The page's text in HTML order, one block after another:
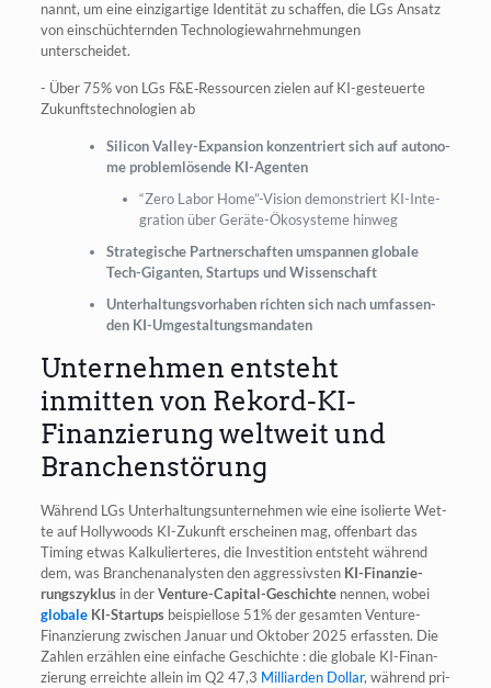
nannt, um eine ein­zig­ar­ti­ge Iden­ti­tät zu schaf­fen, die LGs Ansatz
von ein­schüch­tern­den Tech­no­lo­gie­wahr­neh­mun­gen
unterscheidet.
- Über 75% von LGs F&E‑Ressourcen zie­len auf KI-gesteu­er­te
Zukunfts­tech­no­lo­gien ab
Sili­con Val­ley-Expan­si­on kon­zen­triert sich auf auto­no­
me pro­blem­lö­sen­de KI-Agenten
“Zero Labor Home”-Vision demons­triert KI-Inte­
gra­ti­on über Gerä­te-Öko­sys­te­me hinweg
Stra­te­gi­sche Part­ner­schaf­ten umspan­nen glo­ba­le
Tech-Gigan­ten, Start­ups und Wissenschaft
Unter­hal­tungs­vor­ha­ben rich­ten sich nach umfas­sen­
den KI-Umgestaltungsmandaten
Unternehmen entsteht
inmitten von Rekord-KI-
Finanzierung weltweit und
Branchenstörung
Wäh­rend LGs Unter­hal­tungs­un­ter­neh­men wie eine iso­lier­te Wet­
te auf Hol­ly­woods KI-Zukunft erschei­nen mag, offen­bart das
Timing etwas Kal­ku­lier­te­res, die Inves­ti­ti­on ent­steht wäh­rend
dem, was Bran­chen­ana­lys­ten den aggres­sivs­ten KI-Finan­zie­
rungs­zy­klusin derVen­ture-Capi­tal-Geschich­tenen­nen, wobei
glo­ba­leKI-Start­upsbei­spiel­lo­se 51% der gesam­ten Ven­ture-
Finan­zie­rung zwi­schen Janu­ar und Okto­ber 2025 erfass­ten. Die
Zah­len erzäh­len eine ein­fa­che Geschich­te : die glo­ba­le KI-Finan­
zie­rung erreich­te allein im Q2 47,3 Mil­li­ar­den Dol­lar, wäh­rend pri­